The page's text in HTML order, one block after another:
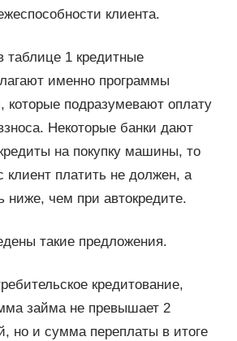
клиента.
таблице 1 кредитные
именно программы
которые подразумевают оплату
Некоторые банки дают
на покупку машины, то
клиент платить не должен, а
ниже, чем при автокредите.
такие предложения.
кредитование,
займа не превышает 2
но и сумма переплаты в итоге